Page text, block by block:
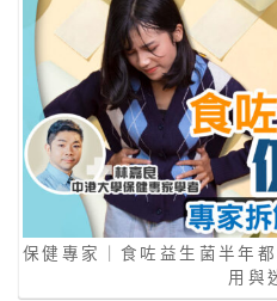
保健專家｜食咗益生菌半年
用與